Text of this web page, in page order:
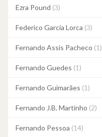
Ezra Pound (3)
Federico García Lorca (3)
Fernando Assis Pacheco (1)
Fernando Guedes (1)
Fernando Guimarães (1)
Fernando J.B. Martinho (2)
Fernando Pessoa (14)